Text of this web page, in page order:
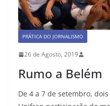
PRÁTICA DO JORNALISMO
26 de Agosto, 2019
Rumo a Belém
De 4 a 7 de setembro,